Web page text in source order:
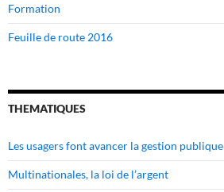
Formation
Feuille de route 2016
THEMATIQUES
Les usagers font avancer la gestion publique
Multinationales, la loi de l’argent